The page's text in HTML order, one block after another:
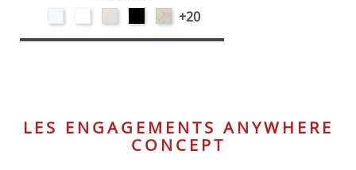
HP90
-
BLANC
STRATIFIE
HP93
-
EP01
-
NOIR
STRATIFIE
HP98
-
+20
LES ENGAGEMENTS ANYWHERE
CONCEPT